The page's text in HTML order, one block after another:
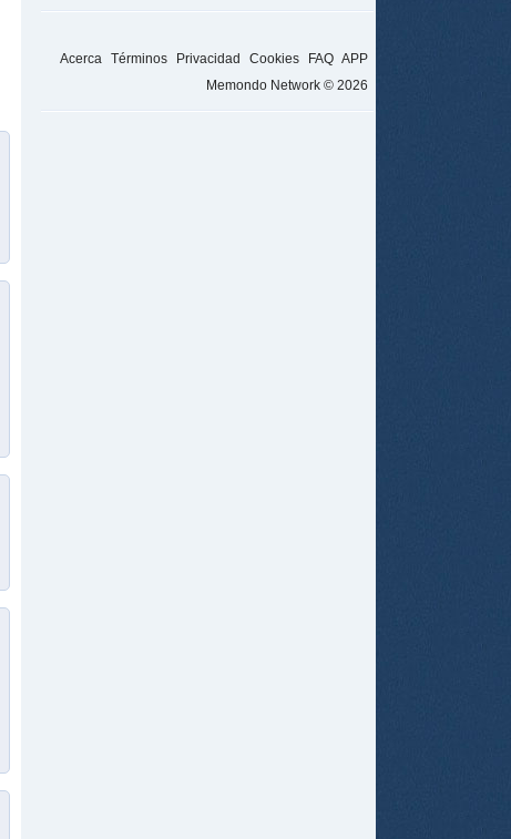
Acerca Términos Privacidad Cookies FAQ APP
Memondo Network © 2026